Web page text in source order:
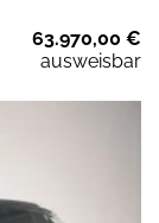
63.970,00 €
ausweisbar